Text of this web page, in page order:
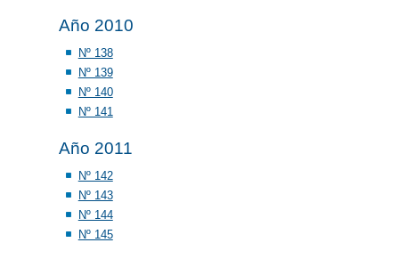
Año 2010
Nº 138
Nº 139
Nº 140
Nº 141
Año 2011
Nº 142
Nº 143
Nº 144
Nº 145